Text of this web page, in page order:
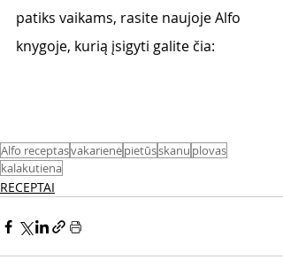
patiks vaikams, rasite naujoje Alfo
knygoje, kurią įsigyti galite čia:
Alfo receptasvakarienėpietūsskanu plovas
kalakutiena
RECEPTAI